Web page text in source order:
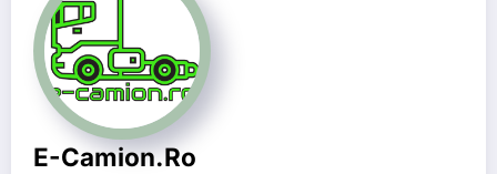
E-Camion.ro